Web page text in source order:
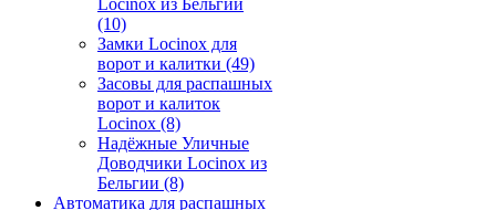
Locinox из Бельгии
(10)
Замки Locinox для
ворот и калитки (49)
Засовы для распашных
ворот и калиток
Locinox (8)
Надёжные Уличные
Доводчики Locinox из
Бельгии (8)
Автоматика для распашных